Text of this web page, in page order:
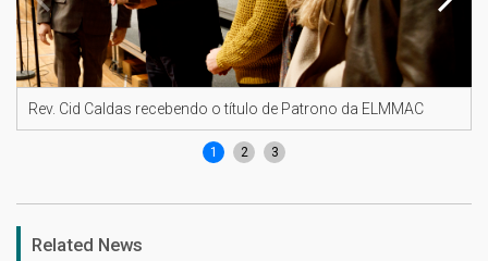
Rev. Cid Caldas recebendo o título de Patrono da ELMMAC
1 2 3
Related News